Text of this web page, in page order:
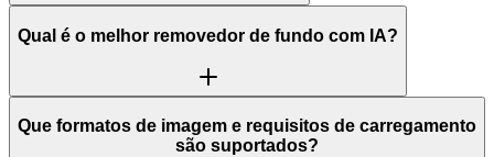
Qual é o melhor removedor de fundo com IA?
Que formatos de imagem e requisitos de carregamento
são suportados?